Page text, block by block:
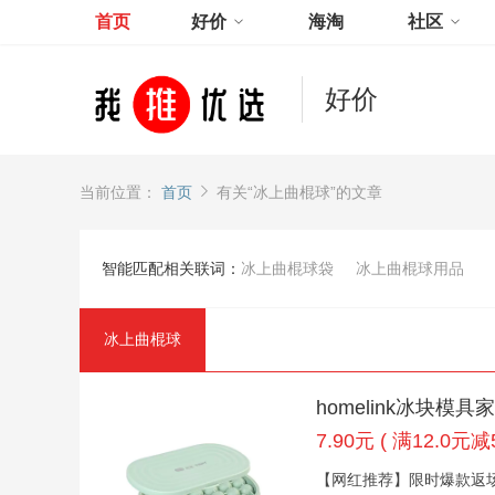
首页 好价 海淘 社区
好价
当前位置： 首页 有关“冰上曲棍球”的文章
智能匹配相关联词： 冰上曲棍球袋 冰上曲棍球用品
冰上曲棍球
homelink冰块模具
7.90元 ( 满12.0元
【网红推荐】限时爆款